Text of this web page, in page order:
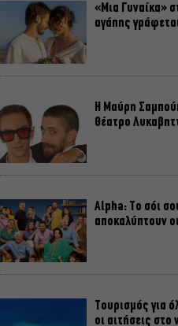
«Μια Γυναίκα»
αγάπης
Η Μαύρη
Θέατρο
Alpha: Το σόι
αποκαλύπτουν
Τουρισμός για
οι αιτήσεις